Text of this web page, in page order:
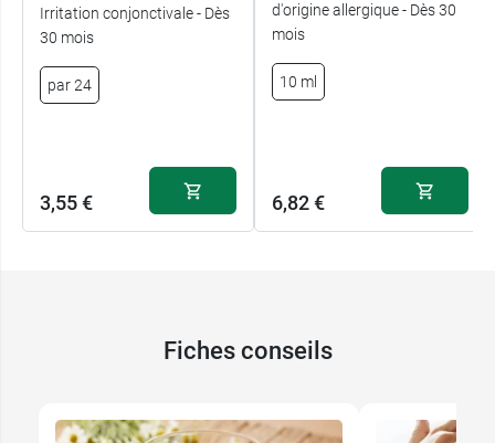
Irritation conjonctivale - Dès
30 mois
par 24
3,55 €
d'origine allergique - Dès 30
mois
10 ml
6,82 €
Fiches conseils